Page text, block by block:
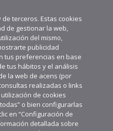
terceros. Estas cookies
de gestionar la web,
del mismo,
publicidad
tus preferencias en base
tus hábitos y el análisis
la web de acens (por
realizadas o links
de cookies
o bien configurarlas
en “Configuración de
detallada sobre